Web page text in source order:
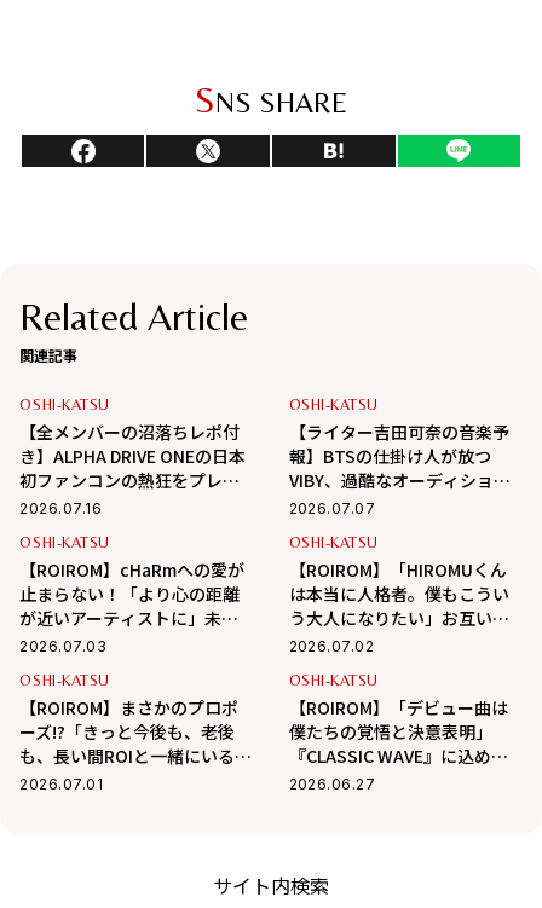
SNS SHARE
Related Article
関連記事
OSHI-KATSU
【全メンバーの沼落ちレポ付
き】ALPHA DRIVE ONEの日本
初ファンコンの熱狂をプレイ
バック！
2026.07.16
OSHI-KATSU
【ライター吉田可奈の音楽予
報】BTSの仕掛け人が放つ
VIBY、過酷なオーディション
を勝ち抜いたH//PE
がついにデビュー！
2026.07.07
OSHI-KATSU
【ROIROM】cHaRmへの愛が
止まらない！「より心の距離
が近いアーティストに」未来
の展望＆ROIの忘れ物事件
2026.07.03
OSHI-KATSU
【ROIROM】「HIROMUくん
は本当に人格者。僕もこうい
う大人になりたい」お互いへ
のリスペクト、パワーの源、
2026.07.02
OSHI-KATSU
【ROIROM】まさかのプロポ
ーズ!?「きっと今後も、老後
も、長い間ROIと一緒にいるん
だろうな…」お互いに今、贈
2026.07.01
OSHI-KATSU
【ROIROM】「デビュー曲は
僕たちの覚悟と決意表明」
『CLASSIC WAVE』に込めた
強固な意思と、cHaRmへの熱
2026.06.27
サイト内検索